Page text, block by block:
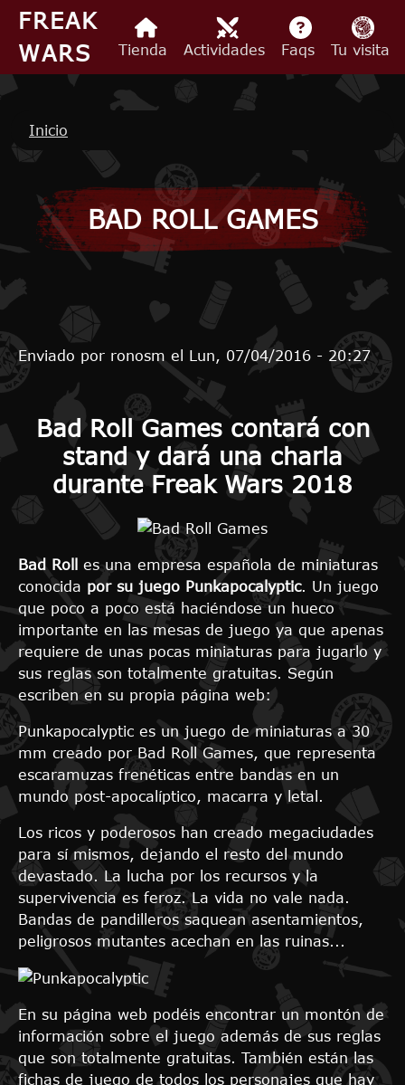
Pasar al contenido principal
FREAK
WARS
Tienda Actividades Faqs Tu visita
Ruta de navegación
Inicio
BAD ROLL GAMES
Enviado por ronosm el Lun, 07/04/2016 - 20:27
Bad Roll Games contará con
stand y dará una charla
durante Freak Wars 2018
Bad Roll
es una empresa española de miniaturas
conocida por su juego Punkapocalyptic. Un juego
que poco a poco está haciéndose un hueco
importante en las mesas de juego ya que apenas
requiere de unas pocas miniaturas para jugarlo y
sus reglas son totalmente gratuitas. Según
escriben en su propia página web:
Punkapocalyptic es un juego de miniaturas a 30
mm creado por Bad Roll Games, que representa
escaramuzas frenéticas entre bandas en un
mundo post-apocalíptico, macarra y letal.
Los ricos y poderosos han creado megaciudades
para sí mismos, dejando el resto del mundo
devastado. La lucha por los recursos y la
supervivencia es feroz. La vida no vale nada.
Bandas de pandilleros saquean asentamientos,
peligrosos mutantes acechan en las ruinas...
En su página web podéis encontrar un montón de
información sobre el juego además de sus reglas
que son totalmente gratuitas. También están las
fichas de juego de todos los personajes que hay